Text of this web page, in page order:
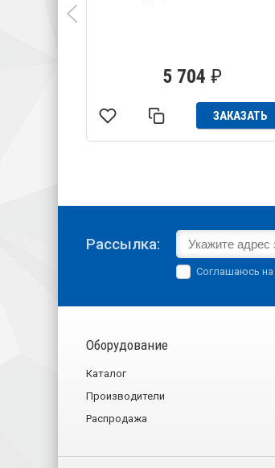
5 704 ₽
ЗАКАЗАТЬ
Рассылка:
Соглашаюсь на
Оборудование
Каталог
Производители
Распродажа